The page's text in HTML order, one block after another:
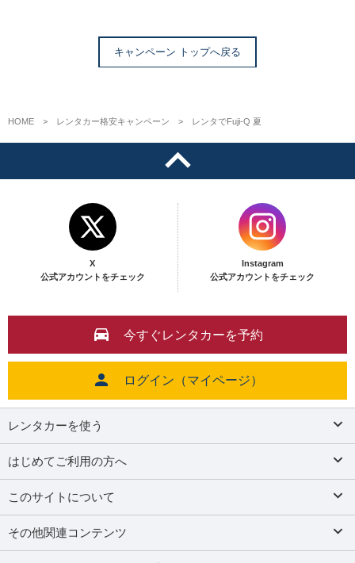
キャンペーン トップへ戻る
HOME レンタカー格安キャンペーン レンタでFuji-Q 夏
X
公式アカウントをチェック
Instagram
公式アカウントをチェック
今すぐレンタカーを予約
ログイン（マイページ）
レンタカーを使う
はじめてご利用の方へ
このサイトについて
その他関連コンテンツ